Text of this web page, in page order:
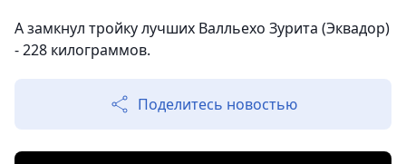
А замкнул тройку лучших Валльехо Зурита (Эквадор)
- 228 килограммов.
Поделитесь новостью